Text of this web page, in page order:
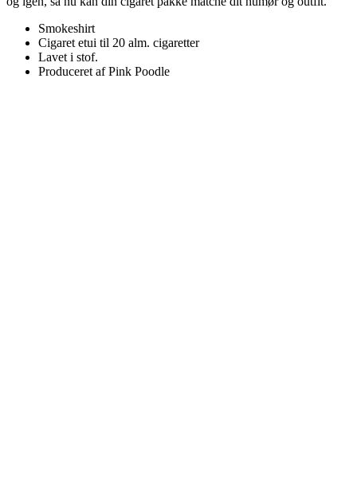
Smokeshirt
Cigaret etui til 20 alm. cigaretter
Lavet i stof.
Produceret af Pink Poodle